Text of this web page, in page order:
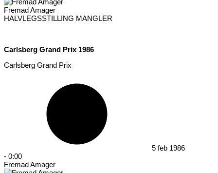
Fremad Amager
HALVLEGSSTILLING MANGLER
Carlsberg Grand Prix 1986
Carlsberg Grand Prix
5 feb 1986
- 0:00
Fremad Amager